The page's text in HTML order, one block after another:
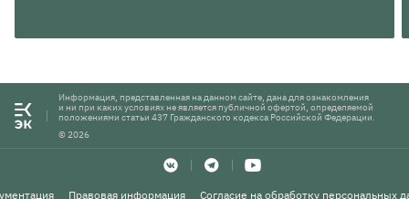
Информация, представленная на данном сайте, дана для ознакомления
и ни при каких условиях не является публичной офертой, определяемой
положениями статьи 437 Гражданского кодекса Российской Федерации.
©2026
Правовая информация Согласие на обработку персональных